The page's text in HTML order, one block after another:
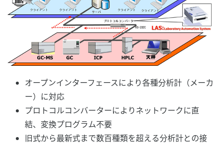
オープンインターフェースにより各種分析計（メーカ
ー）に対応
プロトコルコンバーターによりネットワークに直
結、変換プログラム不要
旧式から最新式まで数百種類を超える分析計との接